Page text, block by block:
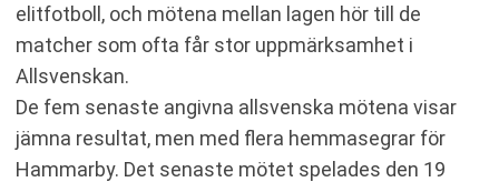
elitfotboll, och mötena mellan lagen hör till de
matcher som ofta får stor uppmärksamhet i
Allsvenskan.
De fem senaste angivna allsvenska mötena visar
jämna resultat, men med flera hemmasegrar för
Hammarby. Det senaste mötet spelades den 19